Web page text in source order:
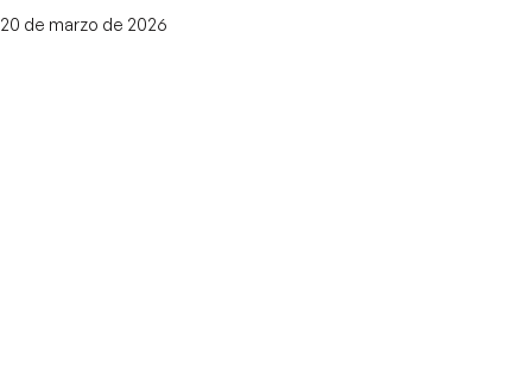
20 de marzo de 2026